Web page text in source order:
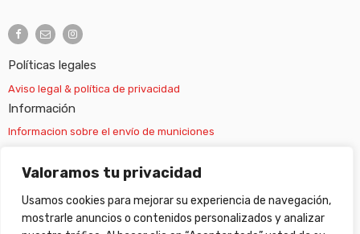
Valoramos tu privacidad
Usamos cookies para mejorar su experiencia de navegación,
mostrarle anuncios o contenidos personalizados y analizar
Políticas legales
Aviso legal & política de privacidad
Información
Informacion sobre el envío de municiones
Información sobre el envío de armas
Cambios y devoluciones